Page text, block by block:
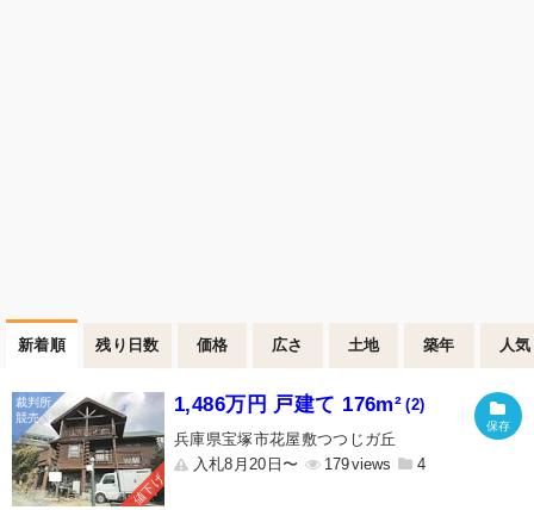
新着順 残り日数 価格 広さ 土地 築年 人気
値下げ
1,486万円 戸建て 176m² (2)
兵庫県宝塚市花屋敷つつじガ丘
入札8月20日〜
179 4